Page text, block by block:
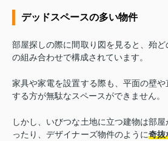
デッドスペースの多い物件
部屋探しの際に間取り図を見ると、殆
の組み合わせで構成されています。
家具や家電を設置する際も、平面の壁
する方が無駄なスペースができません。
しかし、いびつな土地に立つ建物は部
ったり、デザイナーズ物件のように奇抜